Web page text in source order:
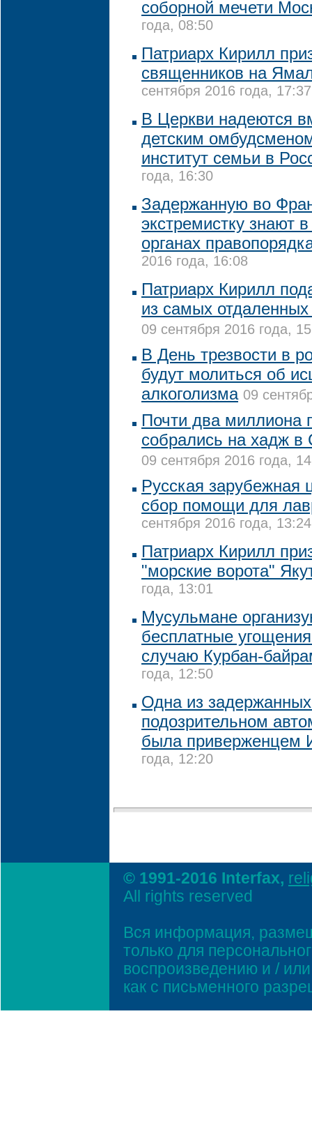
соборной мечети
года, 08:50
Патриарх Кирилл
священников на
сентября 2016 года, 17:37
В Церкви надеются
детским
институт семьи в
года, 16:30
Задержанную во
экстремистку знают
органах
2016 года, 16:08
Патриарх Кирилл
из самых
09 сентября 2016 года,
В День трезвости в
будут молиться об
алкоголизма 09
Почти два миллиона
собрались на хадж в
09 сентября 2016 года,
Русская зарубежная
сбор помощи для
сентября 2016 года, 13:24
Патриарх Кирилл
"морские ворота"
года, 13:01
Мусульмане
бесплатные
случаю Курбан-
года, 12:50
Одна из
подозрительном
была приверженцем
года, 12:20
© 1991-2016 Interfax,
All rights reserved
Вся информация,
только для
воспроизведению и /
как с письменного